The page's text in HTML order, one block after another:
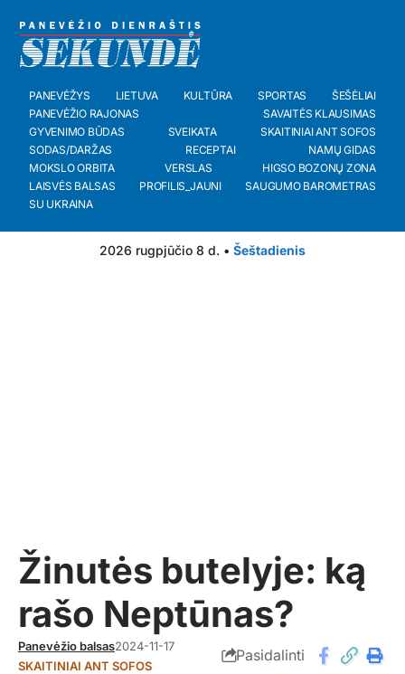
PANEVĖŽYS LIETUVA KULTŪRA SPORTAS
ŠEŠĖLIAI
PANEVĖŽIO RAJONAS
SAVAITĖS KLAUSIMAS
GYVENIMO BŪDAS
SVEIKATA
SKAITINIAI ANT SOFOS
SODAS/DARŽAS
RECEPTAI
NAMŲ GIDAS
MOKSLO ORBITA
VERSLAS
HIGSO BOZONŲ ZONA
LAISVĖS BALSAS
PROFILIS_JAUNI
SAUGUMO BAROMETRAS
SU UKRAINA
2026 rugpjūčio 8 d. • Šeštadienis
Žinutės butelyje: ką
rašo Neptūnas?
Panevėžio balsas2024-11-17
SKAITINIAI ANT SOFOS
Pasidalinti